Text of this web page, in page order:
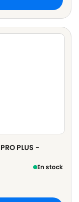
PLUS -
En stock